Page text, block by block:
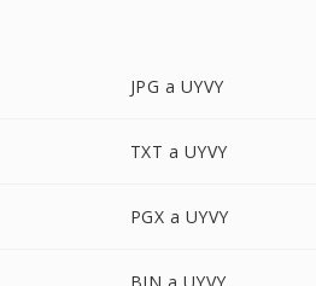
JPG a UYVY
TXT a UYVY
PGX a UYVY